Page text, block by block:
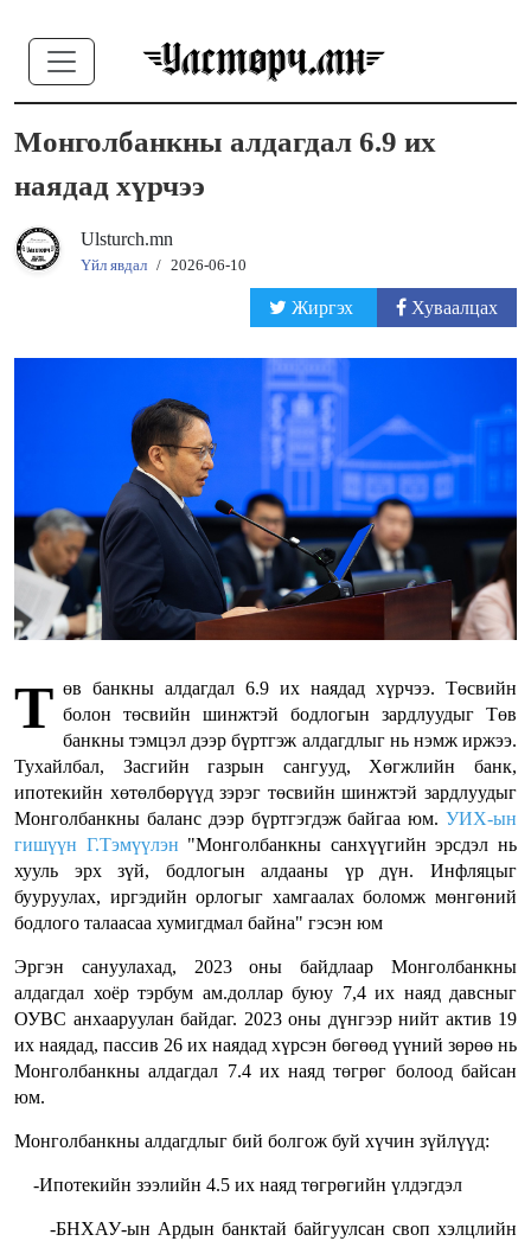
Монголбанкны алдагдал 6.9 их
наядад хүрчээ
Ulsturch.mn
Үйл явдал / 2026-06-10
Жиргэх Хуваалцах
Т өв банкны алдагдал 6.9 их наядад хүрчээ. Төсвийн
болон төсвийн шинжтэй бодлогын зардлуудыг Төв
банкны тэмцэл дээр бүртгэж алдагдлыг нь нэмж иржээ.
Тухайлбал, Засгийн газрын сангууд, Хөгжлийн банк,
ипотекийн хөтөлбөрүүд зэрэг төсвийн шинжтэй зардлуудыг
Монголбанкны баланс дээр бүртгэгдэж байгаа юм. УИХ-ын
гишүүн Г.Тэмүүлэн "Монголбанкны санхүүгийн эрсдэл нь
хууль эрх зүй, бодлогын алдааны үр дүн. Инфляцыг
бууруулах, иргэдийн орлогыг хамгаалах боломж мөнгөний
бодлого талаасаа хумигдмал байна" гэсэн юм
Эргэн сануулахад, 2023 оны байдлаар Монголбанкны
алдагдал хоёр тэрбум ам.доллар буюу 7,4 их наяд давсныг
ОУВС анхааруулан байдаг. 2023 оны дүнгээр нийт актив 19
их наядад, пассив 26 их наядад хүрсэн бөгөөд үүний зөрөө нь
Монголбанкны алдагдал 7.4 их наяд төгрөг болоод байсан
юм.
Монголбанкны алдагдлыг бий болгож буй хүчин зүйлүүд:
-Ипотекийн зээлийн 4.5 их наяд төгрөгийн үлдэгдэл
-БНХАУ-ын Ардын банктай байгуулсан своп хэлцлийн